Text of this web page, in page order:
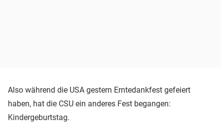
Also während die USA gestern Erntedankfest gefeiert
haben, hat die CSU ein anderes Fest begangen:
Kindergeburtstag.